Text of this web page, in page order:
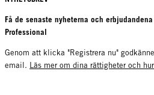
Få de senaste nyheterna och
Professional
Genom att klicka "Registrera nu"
email. Läs mer om dina rättigheter och